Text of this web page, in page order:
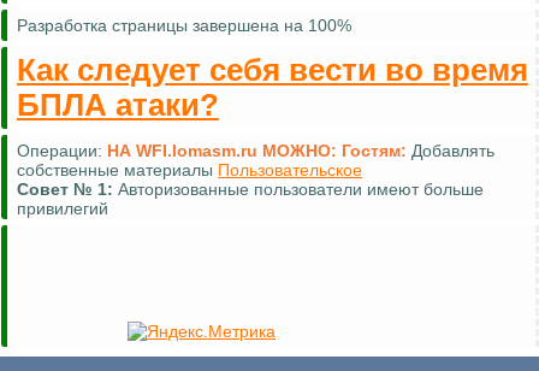
Разработка страницы завершена на 100%
Как следует себя вести во время
БПЛА атаки?
Операции: НА WFI.lomasm.ru МОЖНО: Гостям: Добавлять
собственные материалы Пользовательское
Совет № 1: Авторизованные пользователи имеют больше
привилегий